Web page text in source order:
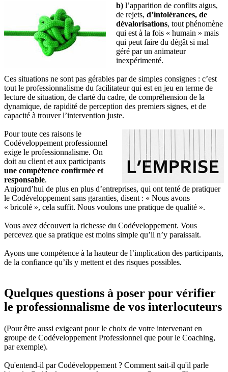
b) l’apparition de conflits aigus,
de rejets, d’intolérances, de
dévalorisations, tout phénomène
qui est à la fois « humain » mais
qui peut faire du dégât si mal
géré par un animateur
inexpérimenté.
Ces situations ne sont pas gérables par de simples consignes : c’est
tout le professionnalisme du facilitateur qui est en jeu en terme de
lecture de situation, de clarté du cadre, de compréhension de la
dynamique, de rapidité de perception des premiers signes, et de
capacité à trouver l’intervention juste.
Pour toute ces raisons le
Codéveloppement professionnel
exige le professionnalisme. On
doit au client et aux participants
une compétence confirmée et
responsable.
Aujourd’hui de plus en plus d’entreprises, qui ont tenté de pratiquer
le Codéveloppement sans garanties, disent : « Nous avons
« bricolé », cela suffit. Nous voulons une pratique de qualité ».
Vous avez découvert la richesse du Codéveloppement. Vous
percevez que sa pratique est moins simple qu’il n’y paraissait.
Ayons une compétence à la hauteur de l’implication des participants,
de la confiance qu’ils y mettent et des risques possibles.
Quelques questions à poser pour vérifier
le professionnalisme de vos interlocuteurs
(Pour être aussi exigeant pour le choix de votre intervenant en
groupe de Codéveloppement Professionnel que pour le Coaching,
par exemple).
Qu'entend-il par Codéveloppement ? Comment sait-il qu'il parle